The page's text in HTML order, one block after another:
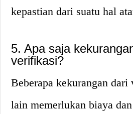
kepastian dari suatu hal
5. Apa saja
verifikasi?
Beberapa kekurangan
lain memerlukan biaya